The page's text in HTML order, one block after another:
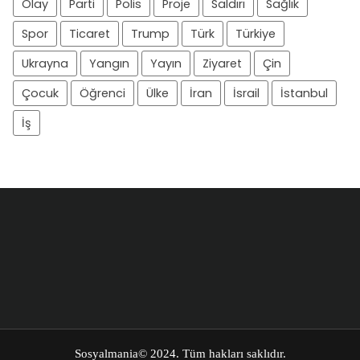
Olay Parti Polis Proje Saldırı
Sağlık
Spor
Ticaret Trump Türk
Türkiye
Ukrayna
Yangın Yayın Ziyaret
Çin
Çocuk
Öğrenci Ülke İran İsrail
İstanbul
İş
Sosyalmania© 2024. Tüm hakları saklıdır.